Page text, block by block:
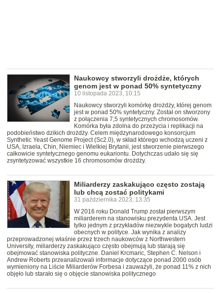
Naukowcy stworzyli drożdże, których
genom jest w ponad 50% syntetyczny
10 listopada 2023, 10:15
Naukowcy stworzyli komórkę drożdży, której genom
jest w ponad 50% syntetyczny. Został on stworzony
z połączenia 7,5 syntetycznych chromosomów.
Komórka była zdolna do przeżycia i replikacji na
podobieństwo dzikich drożdży. Celem międzynarodowego konsorcjum
Synthetic Yeast Genome Project (Sc2.0), w skład którego wchodzą uczeni z
USA, Izraela, Chin, Niemiec i Wielkiej Brytanii, jest stworzenie pierwszego
całkowicie syntetycznego genomu eukariontu. Dotychczas udało się się
zsyntetyzować wszystkie 16 chromosomów drożdży.
Miliarderzy zaskakująco często zostają
lub chcą zostać politykami
31 października 2023, 13:35
W 2016 roku Donald Trump został pierwszym
miliarderem na stanowisku prezydenta USA. Jest
tylko jednym z przykładów niezwykle bogatych ludzi
obecnych w polityce. Jak wynika z analizy
przeprowadzonej właśnie przez trzech naukowców z Northwestern
University, miliarderzy zaskakująco często obejmują lub starają się
obejmować stanowiska polityczne. Daniel Krcmaric, Stephen C. Nelson i
Andrew Roberts przeanalizowali informacje dotyczące ponad 2000 osób
wymieniony na Liście Miliarderów Forbesa i zauważyli, że ponad 11% z nich
objęło lub starało się o objęcie stanowiska politycznego